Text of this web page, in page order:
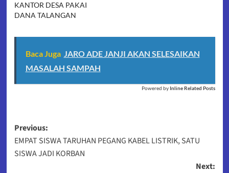
KANTOR DESA PAKAI
DANA TALANGAN
Baca Juga JARO ADE JANJI AKAN SELESAIKAN
MASALAH SAMPAH
Powered by Inline Related Posts
Post
navigation
Previous:
EMPAT SISWA TARUHAN PEGANG KABEL LISTRIK, SATU
SISWA JADI KORBAN
Next: